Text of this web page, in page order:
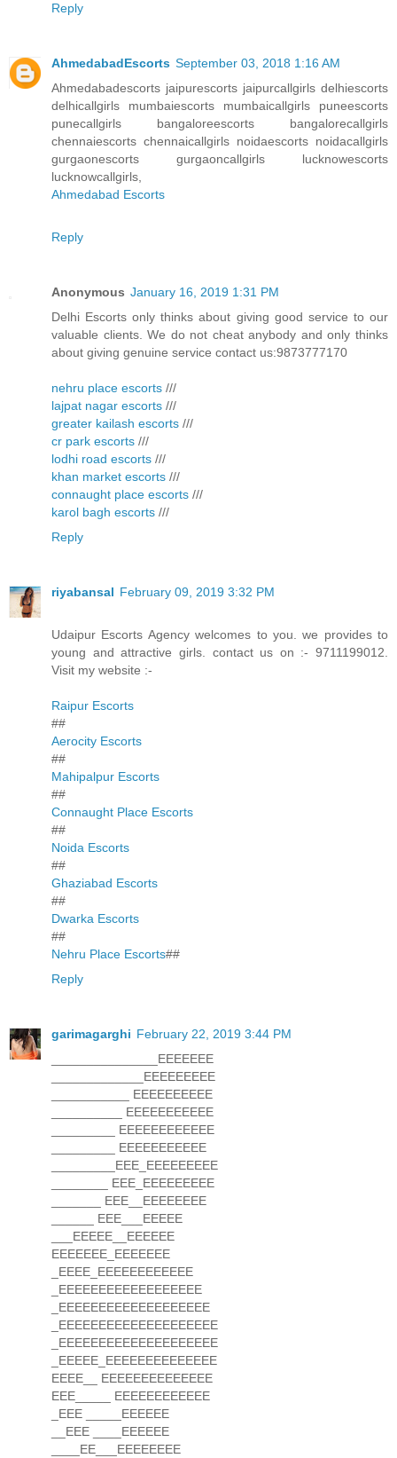
Reply
AhmedabadEscorts September 03, 2018 1:16 AM
Ahmedabadescorts jaipurescorts jaipurcallgirls delhiescorts
delhicallgirls mumbaiescorts mumbaicallgirls puneescorts
punecallgirls bangaloreescorts bangalorecallgirls
chennaiescorts chennaicallgirls noidaescorts noidacallgirls
gurgaonescorts gurgaoncallgirls lucknowescorts
lucknowcallgirls,
Ahmedabad Escorts
Reply
Anonymous January 16, 2019 1:31 PM
Delhi Escorts only thinks about giving good service to our
valuable clients. We do not cheat anybody and only thinks
about giving genuine service contact us:9873777170
nehru place escorts ///
lajpat nagar escorts ///
greater kailash escorts ///
cr park escorts ///
lodhi road escorts ///
khan market escorts ///
connaught place escorts ///
karol bagh escorts ///
Reply
riyabansal February 09, 2019 3:32 PM
Udaipur Escorts Agency welcomes to you. we provides to
young and attractive girls. contact us on :- 9711199012.
Visit my website :-
Raipur Escorts
##
Aerocity Escorts
##
Mahipalpur Escorts
##
Connaught Place Escorts
##
Noida Escorts
##
Ghaziabad Escorts
##
Dwarka Escorts
##
Nehru Place Escorts##
Reply
garimagarghi February 22, 2019 3:44 PM
_______________EEEEEEE
_____________EEEEEEEEE
___________ EEEEEEEEEE
__________ EEEEEEEEEEE
_________ EEEEEEEEEEEE
_________ EEEEEEEEEEE
_________EEE_EEEEEEEEE
________ EEE_EEEEEEEEE
_______ EEE__EEEEEEEE
______ EEE___EEEEE
___EEEEE__EEEEEE
EEEEEEE_EEEEEEE
_EEEE_EEEEEEEEEEEE
_EEEEEEEEEEEEEEEEEE
_EEEEEEEEEEEEEEEEEEE
_EEEEEEEEEEEEEEEEEEEE
_EEEEEEEEEEEEEEEEEEEE
_EEEEE_EEEEEEEEEEEEEE
EEEE__ EEEEEEEEEEEEEE
EEE_____ EEEEEEEEEEEE
_EEE _____EEEEEE
__EEE ____EEEEEE
____EE___EEEEEEEE